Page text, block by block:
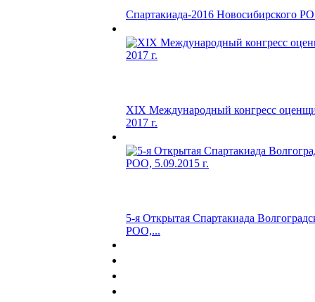
Спартакиада-2016 Новосибирского
XIX Международный конгресс
2017 г.
5-я Открытая Спартакиада
РОО,...